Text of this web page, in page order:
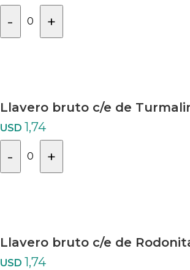
- 0 +
Llavero bruto c/e de
USD 1,74
- 0 +
Llavero bruto c/e de
USD 1,74